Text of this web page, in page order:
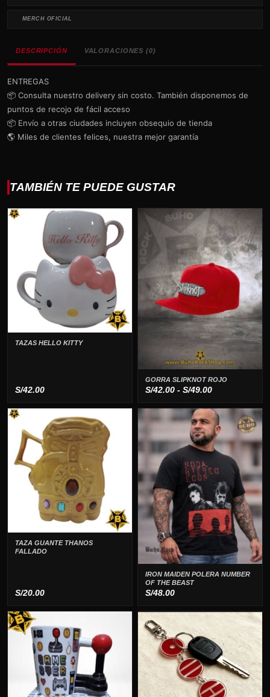
MERCH OFICIAL
DESCRIPCIÓN VALORACIONES (0)
ENTREGAS
📦 Consulta nuestro delivery sin costo. También disponemos de
puntos de recojo de fácil acceso
📦 Envío a otras ciudades incluyen obsequio de tienda
🌎 Miles de clientes felices, nuestra mejor garantía
TAMBIÉN TE PUEDE GUSTAR
TAZAS HELLO KITTY
S/42.00
GORRA SLIPKNOT ROJO
S/42.00 - S/49.00Rango
precios:
desde
S/42.00
hasta
S/49.00
TAZA GUANTE THANOS
FALLADO
S/20.00
IRON MAIDEN POLERA NUMBER
OF THE BEAST
S/48.00